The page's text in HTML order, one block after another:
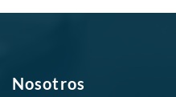
Nosotros